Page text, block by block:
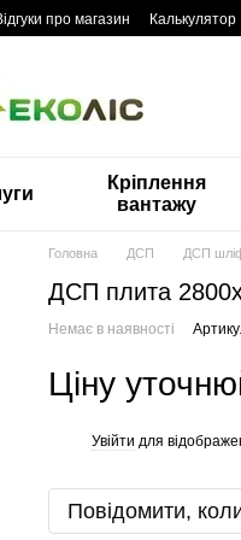
про магазин Калькулятор
Кріплення
вантажу
Головна ДСП ДСП
ДСП плита
Немає в наявності
Ціну
Увійти для
Повідомити,